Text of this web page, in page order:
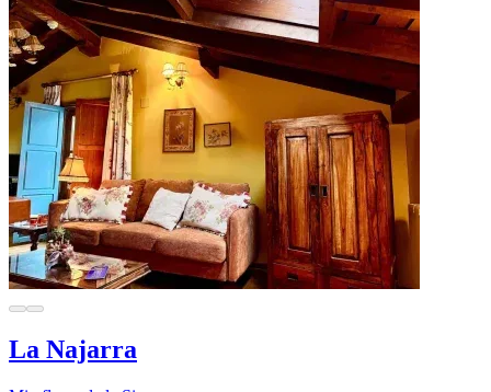
La Najarra